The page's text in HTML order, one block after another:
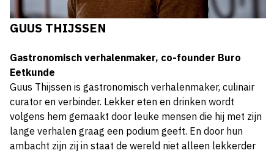
GUUS THIJSSEN
Gastronomisch verhalenmaker, co-founder Buro
Eetkunde
Guus Thijssen is gastronomisch verhalenmaker, culinair
curator en verbinder. Lekker eten en drinken wordt
volgens hem gemaakt door leuke mensen die hij met zijn
lange verhalen graag een podium geeft. En door hun
ambacht zijn zij in staat de wereld niet alleen lekkerder